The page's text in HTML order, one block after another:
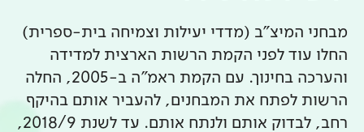
מבחני המיצ"ב (מדדי יעילות וצמיחה בית-ספרית)
החלו עוד לפני הקמת הרשות הארצית למדידה
והערכה בחינוך. עם הקמת ראמ"ה ב-2005, החלה
הרשות לפתח את המבחנים, להעביר אותם בהיקף
רחב, לבדוק אותם ולנתח אותם. עד לשנת 2018/9,